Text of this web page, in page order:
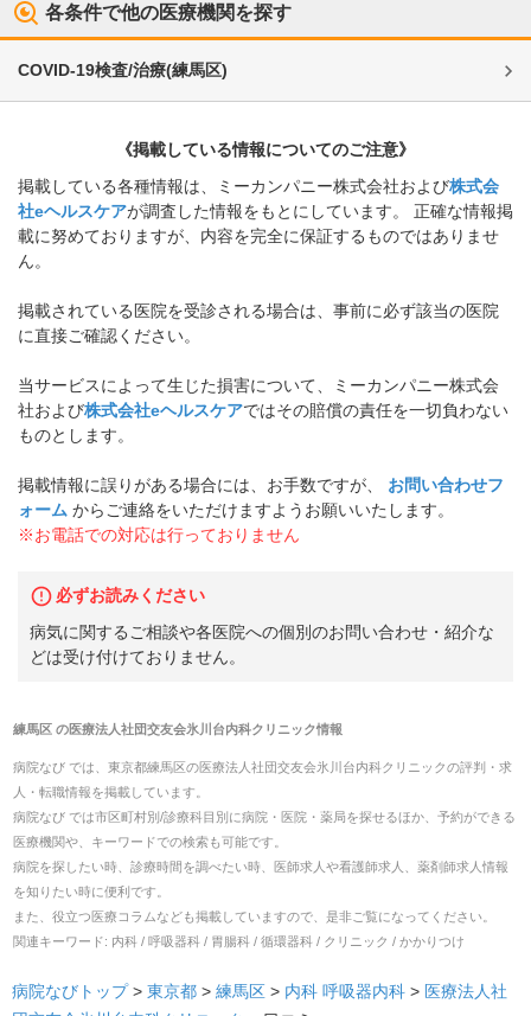
各条件で他の医療機関を探す
COVID-19検査/治療(練馬区)
《掲載している情報についてのご注意》
掲載している各種情報は、ミーカンパニー株式会社および株式会
社eヘルスケアが調査した情報をもとにしています。 正確な情報掲
載に努めておりますが、内容を完全に保証するものではありませ
ん。
掲載されている医院を受診される場合は、事前に必ず該当の医院
に直接ご確認ください。
当サービスによって生じた損害について、ミーカンパニー株式会
社および株式会社eヘルスケアではその賠償の責任を一切負わない
ものとします。
掲載情報に誤りがある場合には、お手数ですが、
お問い合わせフ
ォーム からご連絡をいただけますようお願いいたします。
※お電話での対応は行っておりません
必ずお読みください
病気に関するご相談や各医院への個別のお問い合わせ・紹介な
どは受け付けておりません。
練馬区の医療法人社団交友会氷川台内科クリニック情報
病院なび では、 東京都練馬区の医療法人社団交友会氷川台内科クリニックの評判・求
人・転職情報を掲載しています。
病院なび では市区町村別/診療科目別に病院・医院・薬局を探せるほか、予約ができる
医療機関や、キーワードでの検索も可能です。
病院を探したい時、診療時間を調べたい時、医師求人や看護師求人、薬剤師求人情報
を知りたい時に便利です。
また、役立つ医療コラムなども掲載していますので、是非ご覧になってください。
関連キーワード: 内科 / 呼吸器科 / 胃腸科 / 循環器科 / クリニック / かかりつけ
病院なびトップ > 東京都 > 練馬区 > 内科 呼吸器内科 > 医療法人社